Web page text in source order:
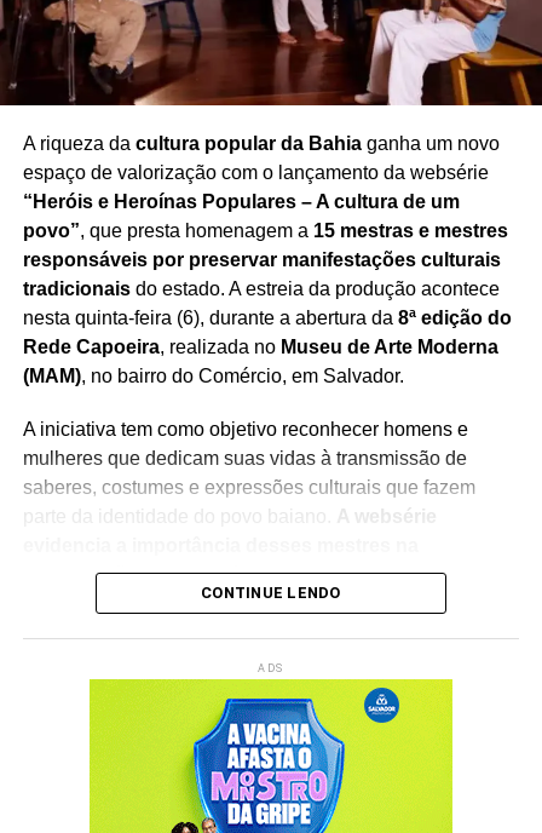
A riqueza da cultura popular da Bahiaganha um novo
espaço de valorização com o lançamento da websérie
“Heróis e Heroínas Populares – A cultura de um
povo”, que presta homenagem a 15 mestras e mestres
responsáveis por preservar manifestações culturais
tradicionaisdo estado. A estreia da produção acontece
nesta quinta-feira (6), durante a abertura da 8ª edição do
Rede Capoeira, realizada no Museu de Arte Moderna
(MAM), no bairro do Comércio, em Salvador.
A iniciativa tem como objetivo reconhecer homens e
mulheres que dedicam suas vidas à transmissão de
saberes, costumes e expressões culturais que fazem
parte da identidade do povo baiano.
A websérie
preservação do patrimônio imaterial, reforçando o
papel da cultura popular na construção da memória
O lançamento integra a programação doRede Capoeira
evento que reúne artistas, pesquisadores, representantes
de movimentos culturais e admiradores da cultura afro-
A cerimônia contará com a participação da
ministra da Cultura, Margareth Menezes
CONTINUE LENDO
ADS